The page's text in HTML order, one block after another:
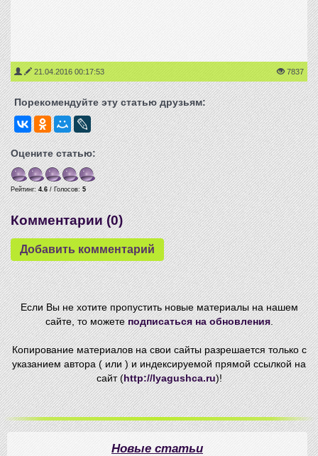
21.04.2016 00:17:53 7837
Порекомендуйте эту статью друзьям:
Оцените статью:
Рейтинг:4.6/ Голосов:5
Комментарии (0)
Если Вы не хотите пропустить новые материалы на нашем
сайте, то можетеподписаться на обновления.
Копирование материалов на свои сайты разрешается только с
указанием автора ( или ) и индексируемой прямой ссылкой на
сайт (http://lyagushca.ru)!
Новые статьи